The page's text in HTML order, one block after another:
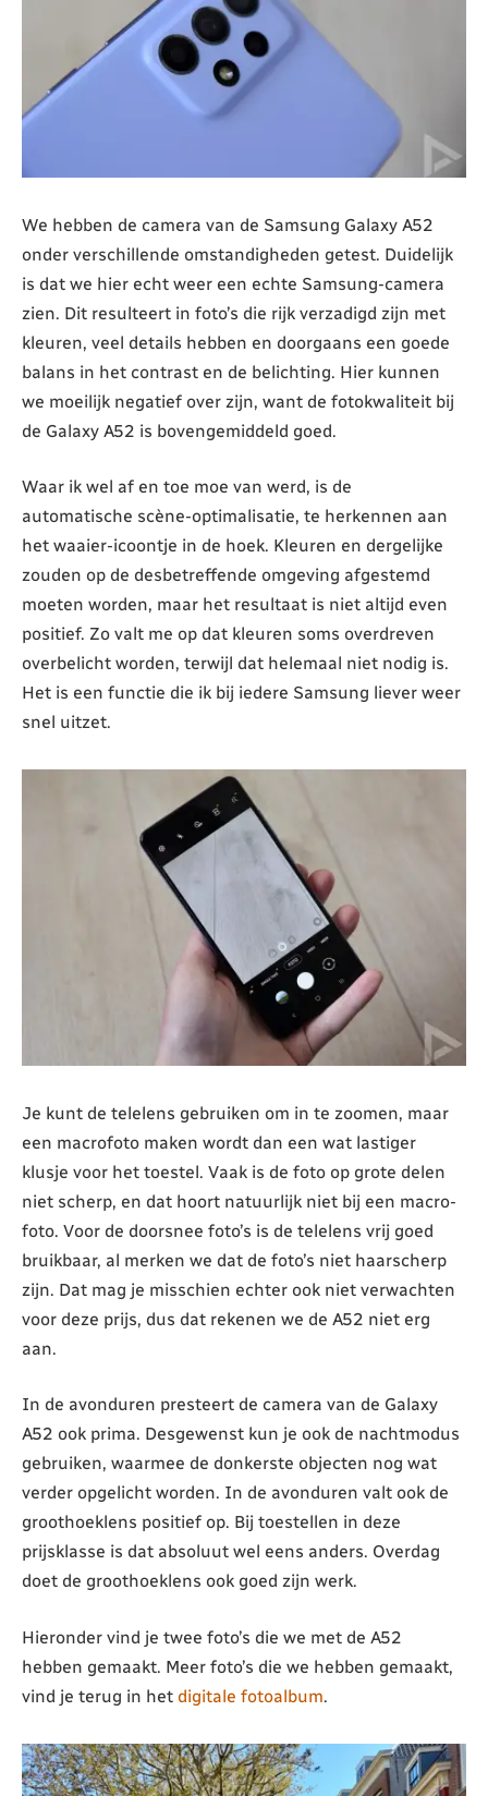
We hebben de camera van de Samsung Galaxy A52
onder verschillende omstandigheden getest. Duidelijk
is dat we hier echt weer een echte Samsung-camera
zien. Dit resulteert in foto’s die rijk verzadigd zijn met
kleuren, veel details hebben en doorgaans een goede
balans in het contrast en de belichting. Hier kunnen
we moeilijk negatief over zijn, want de fotokwaliteit bij
de Galaxy A52 is bovengemiddeld goed.
Waar ik wel af en toe moe van werd, is de
automatische scène-optimalisatie, te herkennen aan
het waaier-icoontje in de hoek. Kleuren en dergelijke
zouden op de desbetreffende omgeving afgestemd
moeten worden, maar het resultaat is niet altijd even
positief. Zo valt me op dat kleuren soms overdreven
overbelicht worden, terwijl dat helemaal niet nodig is.
Het is een functie die ik bij iedere Samsung liever weer
snel uitzet.
Je kunt de telelens gebruiken om in te zoomen, maar
een macrofoto maken wordt dan een wat lastiger
klusje voor het toestel. Vaak is de foto op grote delen
niet scherp, en dat hoort natuurlijk niet bij een macro-
foto. Voor de doorsnee foto’s is de telelens vrij goed
bruikbaar, al merken we dat de foto’s niet haarscherp
zijn. Dat mag je misschien echter ook niet verwachten
voor deze prijs, dus dat rekenen we de A52 niet erg
aan.
In de avonduren presteert de camera van de Galaxy
A52 ook prima. Desgewenst kun je ook de nachtmodus
gebruiken, waarmee de donkerste objecten nog wat
verder opgelicht worden. In de avonduren valt ook de
groothoeklens positief op. Bij toestellen in deze
prijsklasse is dat absoluut wel eens anders. Overdag
doet de groothoeklens ook goed zijn werk.
Hieronder vind je twee foto’s die we met de A52
hebben gemaakt. Meer foto’s die we hebben gemaakt,
vind je terug in het digitale fotoalbum.